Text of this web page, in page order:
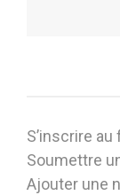
S’inscrire
Soumettre
Ajouter une